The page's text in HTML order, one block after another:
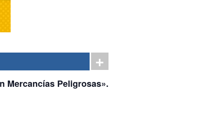
Mercancías Peligrosas».